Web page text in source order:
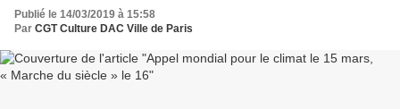
Publié le 14/03/2019 à 15:58
Par CGT Culture DAC Ville de Paris